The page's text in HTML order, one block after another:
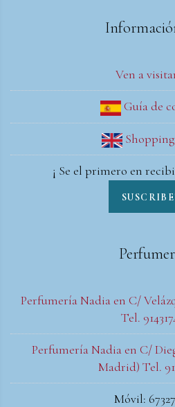
Ven a
Guía de
¡ Se el primero en
Perfumería Nadia en C/
Tel.
Perfumería Nadia en C/
Madrid) Tel.
Móvil: